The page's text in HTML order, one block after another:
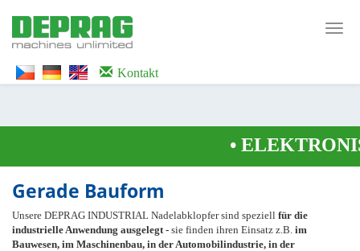
WTG9QS7C" height="0" width="0" style="display:none;visibility:hidden">
</iframe></noscript>
Kontakt
•
Gerade Bauform
Unsere DEPRAG INDUSTRIAL Nadelabklopfer sind speziell für die
industrielle Anwendung ausgelegt - sie finden ihren Einsatz z.B. im
Bauwesen, im Maschinenbau, in der Automobilindustrie, in der